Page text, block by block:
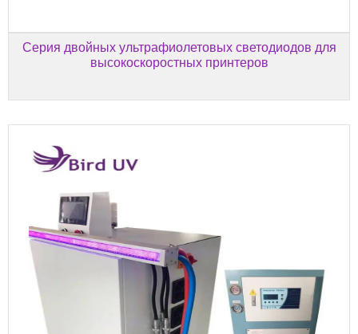
Серия двойных ультрафиолетовых светодиодов для
высокоскоростных принтеров